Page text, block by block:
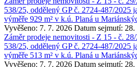
538/25, oddělený GP č. 2724-487/2025
výměře 929 m² v k.ú. Planá u
Vyvěšeno: 7. 7. 2026 Datum sejmutí: 28.
Záměr prodeje nemovitosti - Z 15 - č.
538/25, oddělený GP č. 2724-487/2025
výměře 513 m² v k.ú. Planá u
Vyvěšeno: 7. 7. 2026 Datum sejmutí: 28.